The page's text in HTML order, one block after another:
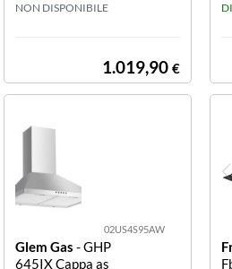
7AC50 SERIE 6
NON DISPONIBILE
1.019,90 €
02US4S95AW
Glem Gas - GHP
645IX Cappa as